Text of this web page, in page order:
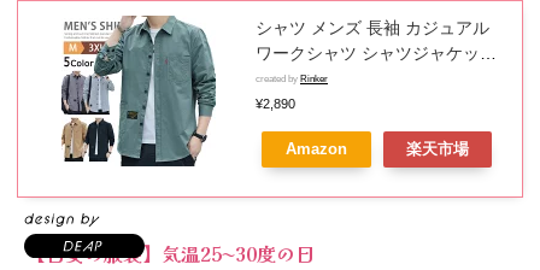
シャツ メンズ 長袖 カジュアル
ワークシャツ シャツジャケット
綿100％ コットンシャツ ビジネ
スシャツ トップス おしゃれ スト
リート 長袖シャツ 無地シャツ カ
ジュアルシャツ スリムシャツ 作
created by Rinker
¥2,890
Amazon 楽天市場
【目安の服装】気温25〜30度の日